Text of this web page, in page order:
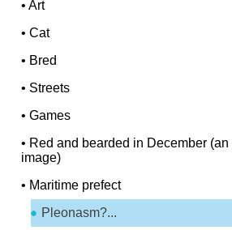
•Art
•Cat
• Bred
• Streets
•Games
• Red and bearded in December (an
image)
• Maritime prefect
Pleonasm?...